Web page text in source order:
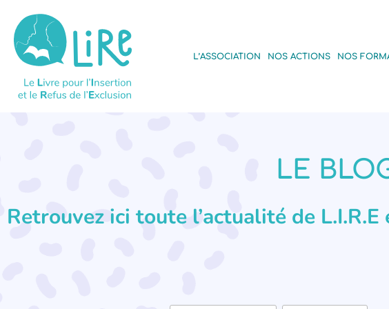
L’ASSOCIATION NOS ACTIONS NOS
LE
Retrouvez ici toute l’actualité de